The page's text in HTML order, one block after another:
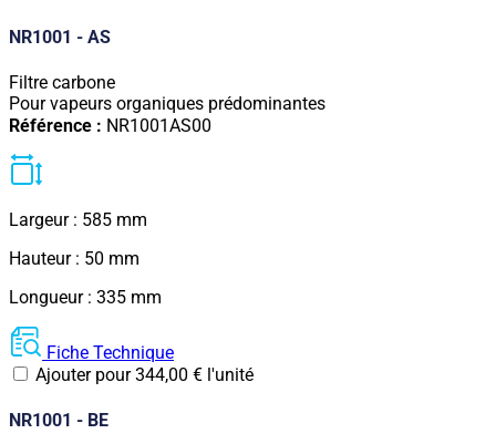
NR1001 - AS
Filtre carbone
Pour vapeurs organiques prédominantes
Référence : NR1001AS00
Largeur : 585 mm
Hauteur : 50 mm
Longueur : 335 mm
Fiche Technique
Ajouter pour344,00 € l'unité
NR1001 - BE